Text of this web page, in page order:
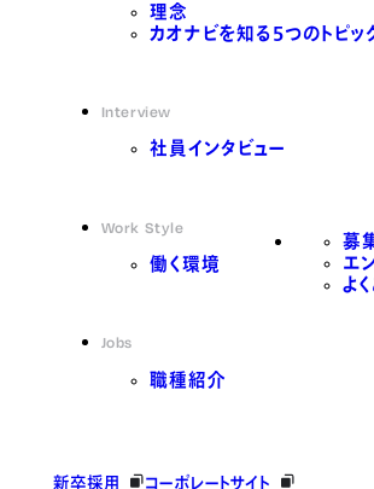
理念
カオナビを知る5つのトピッ
Interview
社員インタビュー
Work Style
働く環境
Jobs
職種紹介
募
エ
よ
新卒採用 コーポレートサイト